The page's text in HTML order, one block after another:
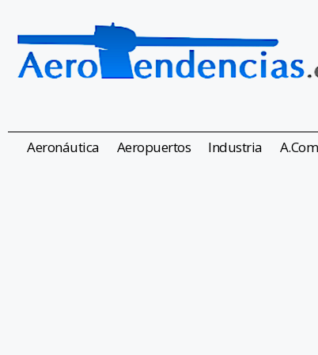
Aeronáutica Aeropuertos Industria